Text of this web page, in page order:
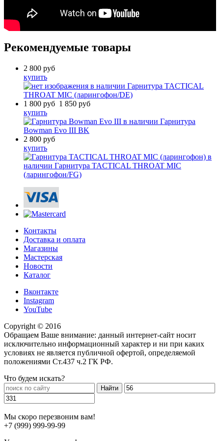
Рекомендуемые товары
2 800 руб
купить
в наличии Гарнитура TACTICAL
THROAT MIC (ларингофон/DE)
1 800 руб 1 850 руб
купить
в наличии Гарнитура
Bowman Evo III BK
2 800 руб
купить
в
наличии Гарнитура TACTICAL THROAT MIC
(ларингофон/FG)
Контакты
Доставка и оплата
Магазины
Мастерская
Новости
Каталог
Вконтакте
Instagram
YouTube
Copyright © 2016
Обращаем Ваше внимание: данный интернет-сайт носит
исключительно информационный характер и ни при каких
условиях не является публичной офертой, определяемой
положениями Ст.437 ч.2 ГК РФ.
Что будем искать?
Мы скоро перезвоним вам!
+7 (999) 999-99-99